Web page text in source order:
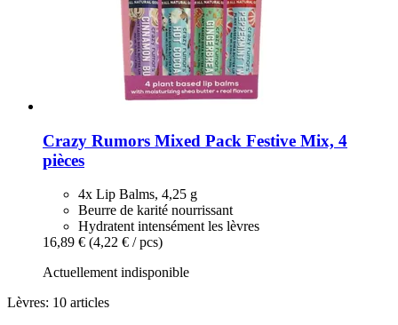
Crazy Rumors Mixed Pack Festive Mix, 4
pièces
4x Lip Balms, 4,25 g
Beurre de karité nourrissant
Hydratent intensément les lèvres
16,89 € (4,22 € / pcs)
Actuellement indisponible
Lèvres: 10 articles